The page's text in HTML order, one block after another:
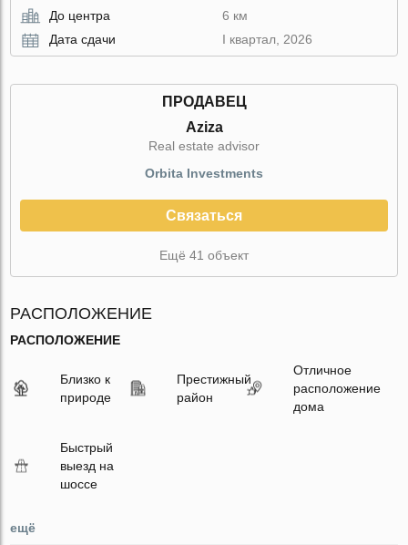
До центра
6 км
Дата сдачи
I квартал, 2026
ПРОДАВЕЦ
Aziza
Real estate advisor
Orbita Investments
Связаться
Ещё 41 объект
РАСПОЛОЖЕНИЕ
РАСПОЛОЖЕНИЕ
Близко к
природе
Престижный
район
Отличное
расположение
дома
Быстрый
выезд на
шоссе
ещё